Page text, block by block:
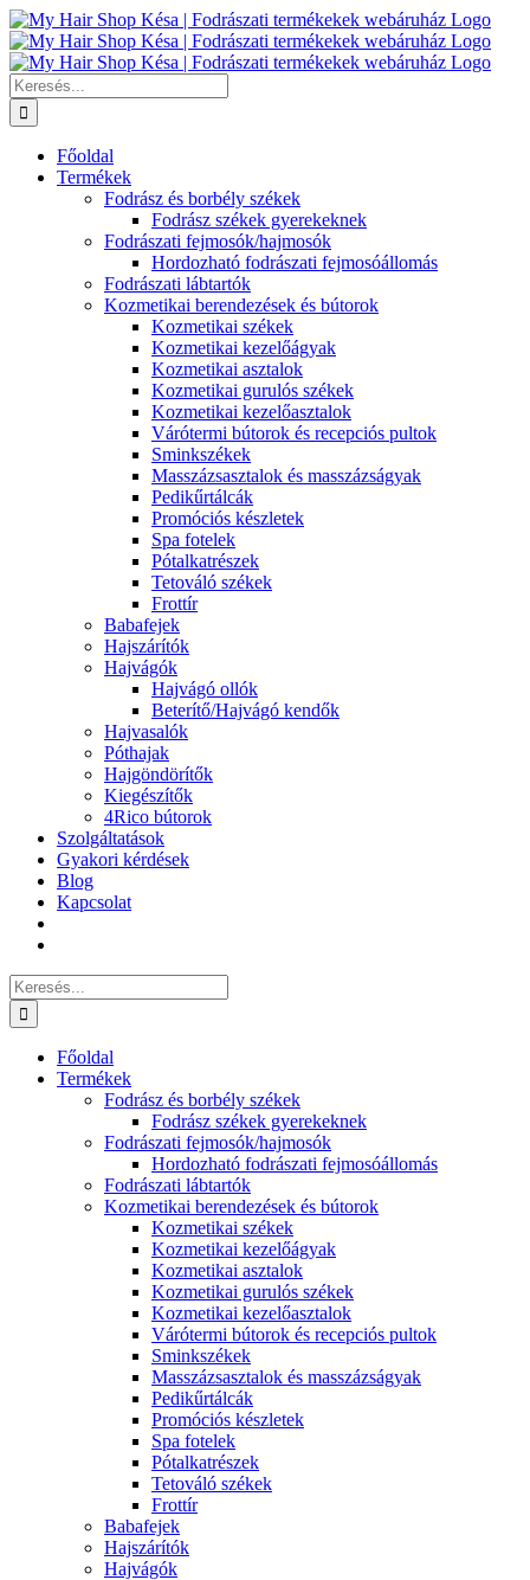
Kihagyás
Keresés...
Főoldal
Termékek
Fodrász és borbély székek
Fodrász székek gyerekeknek
Fodrászati fejmosók/hajmosók
Hordozható fodrászati fejmosóállomás
Fodrászati lábtartók
Kozmetikai berendezések és bútorok
Kozmetikai székek
Kozmetikai kezelőágyak
Kozmetikai asztalok
Kozmetikai gurulós székek
Kozmetikai kezelőasztalok
Várótermi bútorok és recepciós pultok
Sminkszékek
Masszázsasztalok és masszázságyak
Pedikűrtálcák
Promóciós készletek
Spa fotelek
Pótalkatrészek
Tetováló székek
Frottír
Babafejek
Hajszárítók
Hajvágók
Hajvágó ollók
Beterítő/Hajvágó kendők
Hajvasalók
Póthajak
Hajgöndörítők
Kiegészítők
4Rico bútorok
Szolgáltatások
Gyakori kérdések
Blog
Kapcsolat
Keresés...
Főoldal
Termékek
Fodrász és borbély székek
Fodrász székek gyerekeknek
Fodrászati fejmosók/hajmosók
Hordozható fodrászati fejmosóállomás
Fodrászati lábtartók
Kozmetikai berendezések és bútorok
Kozmetikai székek
Kozmetikai kezelőágyak
Kozmetikai asztalok
Kozmetikai gurulós székek
Kozmetikai kezelőasztalok
Várótermi bútorok és recepciós pultok
Sminkszékek
Masszázsasztalok és masszázságyak
Pedikűrtálcák
Promóciós készletek
Spa fotelek
Pótalkatrészek
Tetováló székek
Frottír
Babafejek
Hajszárítók
Hajvágók